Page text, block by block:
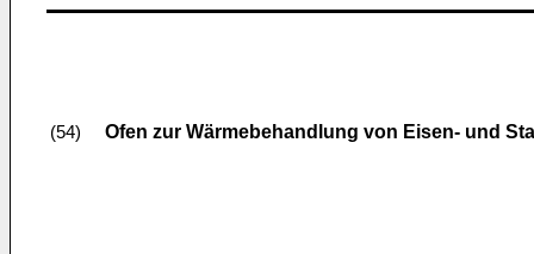
(54) Ofen zur Wärmebehandlung von Eisen- und